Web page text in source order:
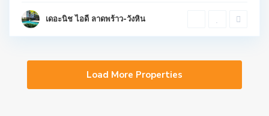
เดอะนิช ไอดี ลาดพร้าว-วังหิน